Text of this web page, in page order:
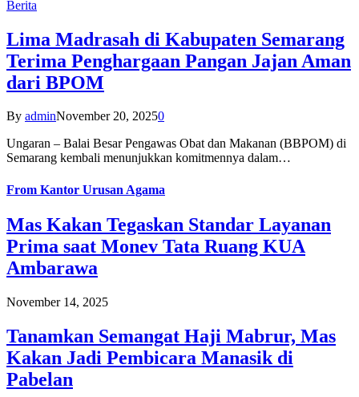
Berita
Lima Madrasah di Kabupaten Semarang
Terima Penghargaan Pangan Jajan Aman
dari BPOM
By adminNovember 20, 20250
Ungaran – Balai Besar Pengawas Obat dan Makanan (BBPOM) di
Semarang kembali menunjukkan komitmennya dalam…
From Kantor Urusan Agama
Mas Kakan Tegaskan Standar Layanan
Prima saat Monev Tata Ruang KUA
Ambarawa
November 14, 2025
Tanamkan Semangat Haji Mabrur, Mas
Kakan Jadi Pembicara Manasik di
Pabelan